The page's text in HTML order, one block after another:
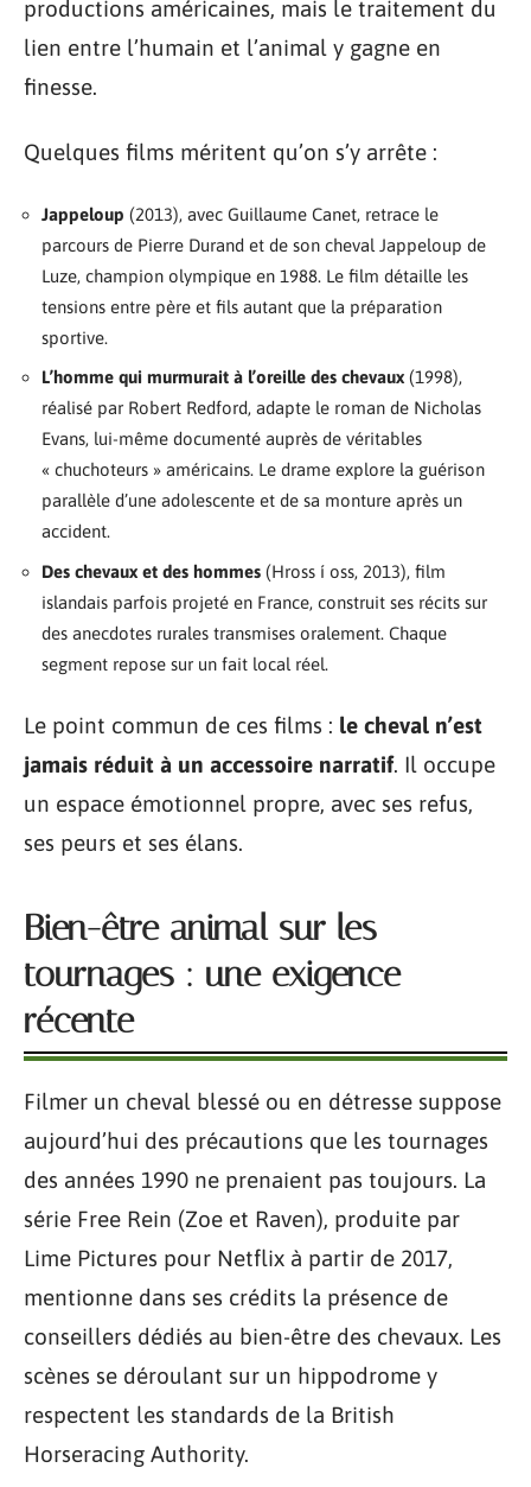
productions américaines, mais le traitement du
lien entre l’humain et l’animal y gagne en
finesse.
Quelques films méritent qu’on s’y arrête :
Jappeloup (2013), avec Guillaume Canet, retrace le
parcours de Pierre Durand et de son cheval Jappeloup de
Luze, champion olympique en 1988. Le film détaille les
tensions entre père et fils autant que la préparation
sportive.
L’homme qui murmurait à l’oreille des chevaux (1998),
réalisé par Robert Redford, adapte le roman de Nicholas
Evans, lui-même documenté auprès de véritables
« chuchoteurs » américains. Le drame explore la guérison
parallèle d’une adolescente et de sa monture après un
accident.
Des chevaux et des hommes (Hross í oss, 2013), film
islandais parfois projeté en France, construit ses récits sur
des anecdotes rurales transmises oralement. Chaque
segment repose sur un fait local réel.
Le point commun de ces films : le cheval n’est
jamais réduit à un accessoire narratif. Il occupe
un espace émotionnel propre, avec ses refus,
ses peurs et ses élans.
Bien-être animal sur les
tournages : une exigence
récente
Filmer un cheval blessé ou en détresse suppose
aujourd’hui des précautions que les tournages
des années 1990 ne prenaient pas toujours. La
série Free Rein (Zoe et Raven), produite par
Lime Pictures pour Netflix à partir de 2017,
mentionne dans ses crédits la présence de
conseillers dédiés au bien-être des chevaux. Les
scènes se déroulant sur un hippodrome y
respectent les standards de la British
Horseracing Authority.